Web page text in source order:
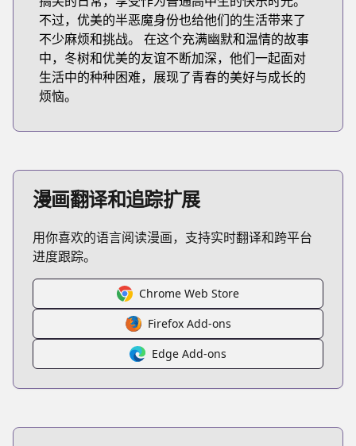
不过，优美的半恶魔身份也给他们的生活带来了
不少麻烦和挑战。 在这个充满幽默和温情的故事
中，冬树和优美的友谊不断加深，他们一起面对
生活中的种种困难，展现了青春的美好与成长的
烦恼。
漫画翻译和追踪扩展
用你喜欢的语言阅读漫画，支持实时翻译和跨平台
进度跟踪。
Chrome Web Store
Firefox Add-ons
Edge Add-ons